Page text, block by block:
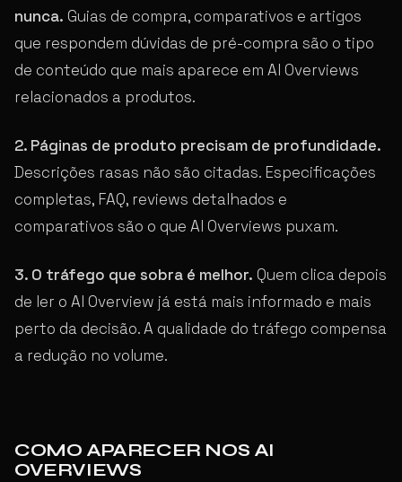
nunca. Guias de compra, comparativos e artigos
que respondem dúvidas de pré-compra são o tipo
de conteúdo que mais aparece em AI Overviews
relacionados a produtos.
2. Páginas de produto precisam de profundidade.
Descrições rasas não são citadas. Especificações
completas, FAQ, reviews detalhados e
comparativos são o que AI Overviews puxam.
3. O tráfego que sobra é melhor. Quem clica depois
de ler o AI Overview já está mais informado e mais
perto da decisão. A qualidade do tráfego compensa
a redução no volume.
COMO APARECER NOS AI
OVERVIEWS